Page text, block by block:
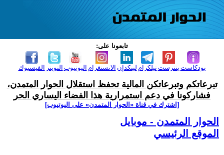
تابعونا على:
الفيسبوك التويتر اليوتيوب الانستغرام لينكدإن تيلكرامبنترست بودكاست
تبرعاتكم وتبرعاتكن المالية تحفظ استقلال الحوار المتمدن،
فشاركونا في دعم استمرارية هذا الفضاء اليساري الحر
[اشترك في قناة ‫«الحوار المتمدن» على اليوتيوب]
الحوار المتمدن - موبايل
الموقع الرئيسي